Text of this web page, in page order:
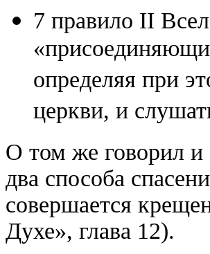
7 правило II
определяя при
церкви, и
О том же говорил
два способа
совершается
Духе», глава 12).